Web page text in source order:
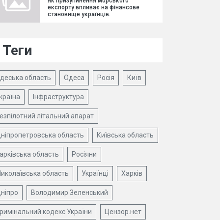
експорту впливає на фінансове
становище українців.
Теги
область Одеса Росія Київ
Інфраструктура
літальний апарат
область Київська область
область Росіяни
область Українці Харків
Володимир Зеленський
кодекс України Цензор.нет